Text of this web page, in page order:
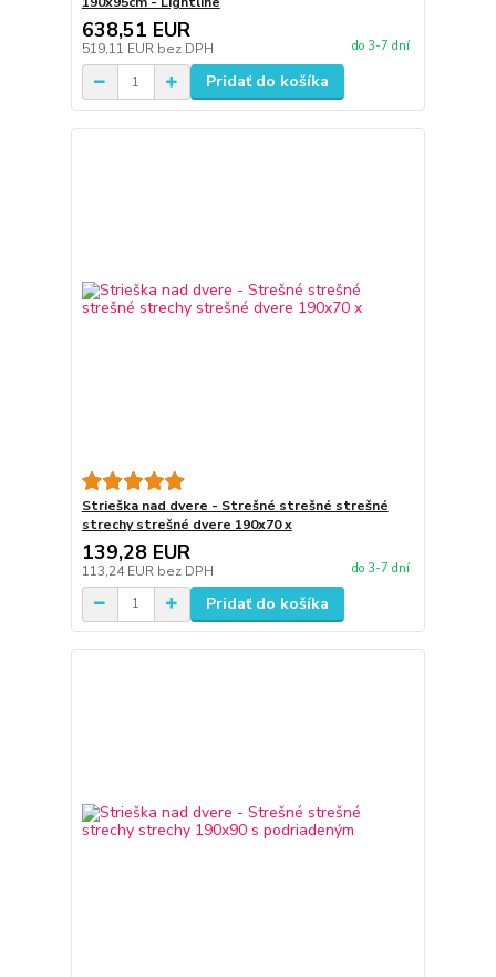
638,51 EUR
519,11 EUR bez DPH do 3-7 dní
Pridať do košíka
Strieška nad dvere - Strešné strešné strešné
strechy strešné dvere 190x70 x
139,28 EUR
113,24 EUR bez DPH do 3-7 dní
Pridať do košíka